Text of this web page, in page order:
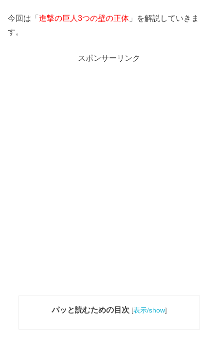
今回は「進撃の巨人3つの壁の正体 」を解説していきま
す。
スポンサーリンク
パッと読むための目次 [表示/show]